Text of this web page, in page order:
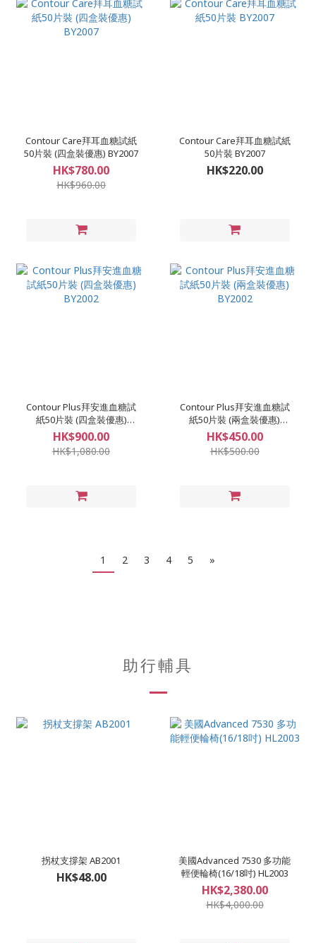
Contour Care拜耳血糖試紙
50片裝 (四盒裝優惠) BY2007
HK$780.00
HK$960.00
Contour Care拜耳血糖試紙
50片裝 BY2007
HK$220.00
Contour Plus拜安進血糖試
紙50片裝 (四盒裝優惠)
BY2002
HK$900.00
HK$1,080.00
Contour Plus拜安進血糖試
紙50片裝 (兩盒裝優惠)
BY2002
HK$450.00
HK$500.00
1 2 3 4 5 »
助行輔具
拐杖支撐架 AB2001
HK$48.00
美國Advanced 7530 多功能
輕便輪椅(16/18吋) HL2003
HK$2,380.00
HK$4,000.00